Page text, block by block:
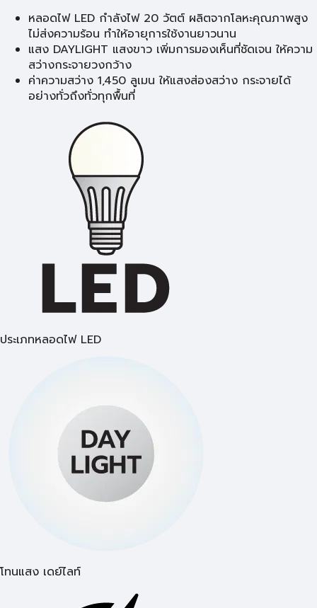
หลอดไฟ LED กำลังไฟ 20 วัตต์ ผลิตจากโลหะคุณภาพสูง
ไม่ส่งความร้อน ทำให้อายุการใช้งานยาวนาน
แสง DAYLIGHT แสงขาว เพิ่มการมองเห็นที่ชัดเจน ให้ความ
สว่างกระจายวงกว้าง
ค่าความสว่าง 1,450 ลูเมน ให้แสงส่องสว่าง กระจายได้
อย่างทั่วถึงทั่วทุกพื้นที่
ประเภทหลอดไฟ LED
โทนแสง เดย์ไลท์